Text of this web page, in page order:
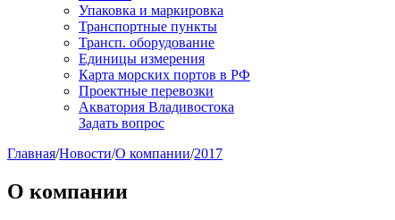
Упаковка и маркировка
Транспортные пункты
Трансп. оборудование
Единицы измерения
Карта морских портов в РФ
Проектные перевозки
Акватория Владивостока
Задать вопрос
Главная/Новости/О компании/2017
О компании